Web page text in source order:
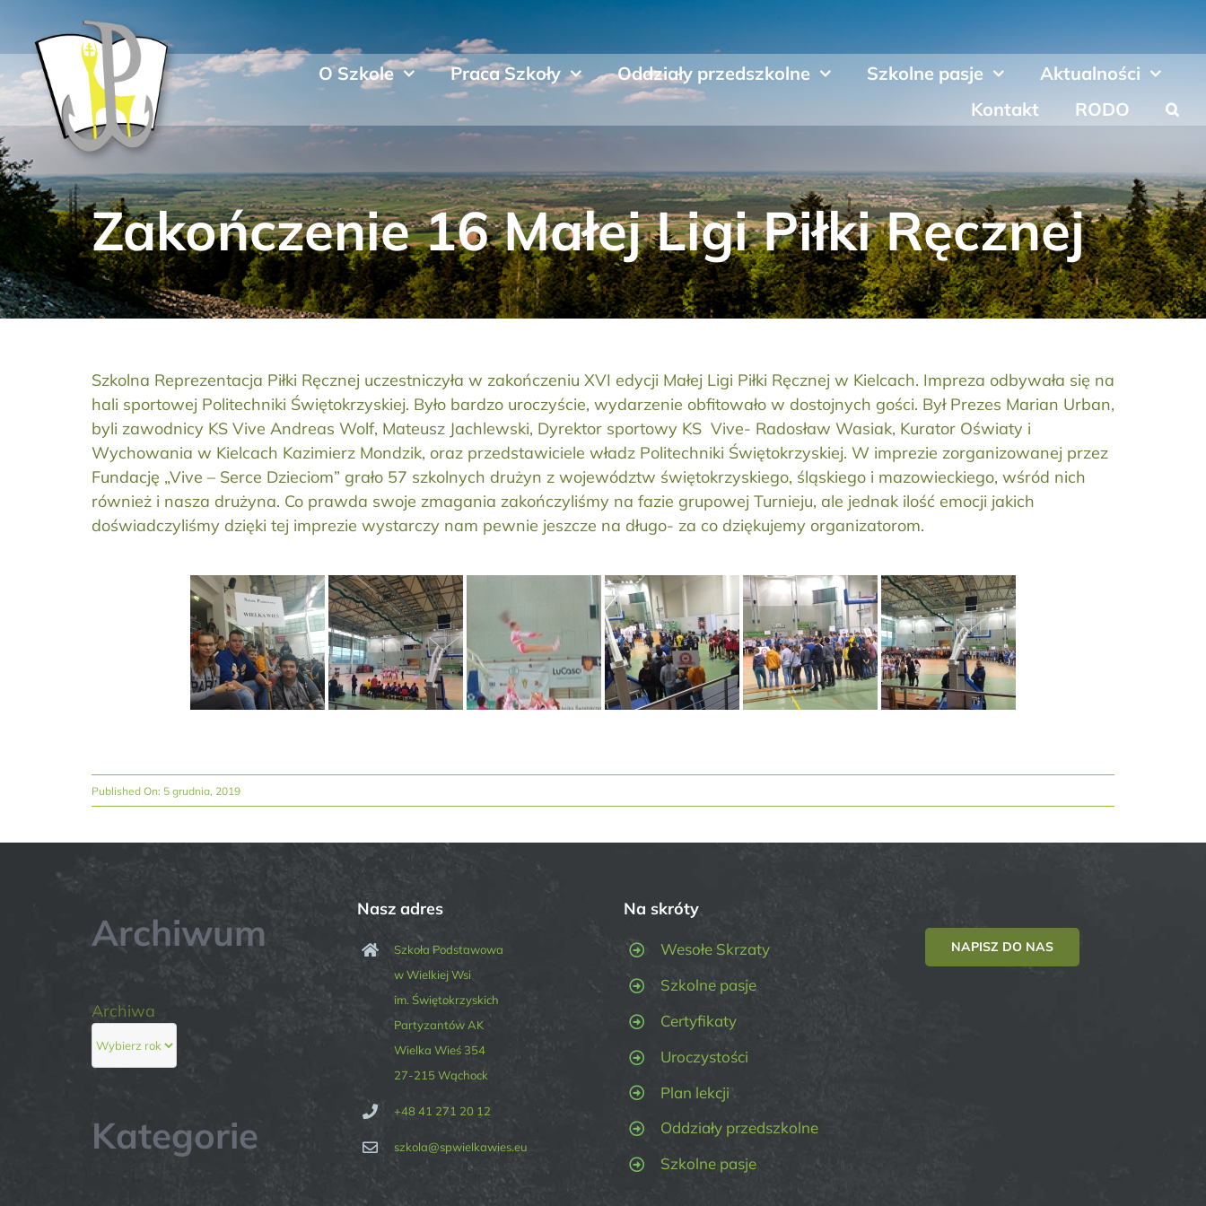
zawartości
O Szkole Praca Szkoły Oddziały przedszkolne Szkolne pasje
Aktualności
Kontakt
RODO
Zakończenie 16 Małej Ligi Piłki Ręcznej
Szkolna Reprezentacja Piłki Ręcznej uczestniczyła w zakończeniu XVI edycji Małej Ligi Piłki Ręcznej w Kielcach. Impreza odbywała się na
hali sportowej Politechniki Świętokrzyskiej. Było bardzo uroczyście, wydarzenie obfitowało w dostojnych gości. Był Prezes Marian Urban,
byli zawodnicy KS Vive Andreas Wolf, Mateusz Jachlewski, Dyrektor sportowy KS Vive- Radosław Wasiak, Kurator Oświaty i
Wychowania w Kielcach Kazimierz Mondzik, oraz przedstawiciele władz Politechniki Świętokrzyskiej. W imprezie zorganizowanej przez
Fundację „Vive – Serce Dzieciom” grało 57 szkolnych drużyn z województw świętokrzyskiego, śląskiego i mazowieckiego, wśród nich
również i nasza drużyna. Co prawda swoje zmagania zakończyliśmy na fazie grupowej Turnieju, ale jednak ilość emocji jakich
doświadczyliśmy dzięki tej imprezie wystarczy nam pewnie jeszcze na długo- za co dziękujemy organizatorom.
Published On: 5 grudnia, 2019
Archiwum
Archiwa
Kategorie
Nasz adres
Szkoła Podstawowa
w Wielkiej Wsi
im. Świętokrzyskich
Partyzantów AK
Wielka Wieś 354
27-215 Wąchock
+48 41 271 20 12
szkola@spwielkawies.eu
Na skróty
Wesołe Skrzaty
Szkolne pasje
Certyfikaty
Uroczystości
Plan lekcji
Oddziały przedszkolne
Szkolne pasje
NAPISZ DO NAS